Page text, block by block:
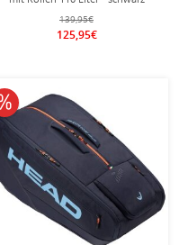
139,95€
125,95€
10% reduziert